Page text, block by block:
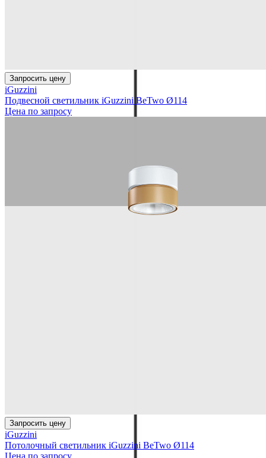
Запросить цену
iGuzzini
Подвесной светильник iGuzzini BeTwo Ø114
Цена по запросу
Запросить цену
iGuzzini
Потолочный светильник iGuzzini BeTwo Ø114
Цена по запросу